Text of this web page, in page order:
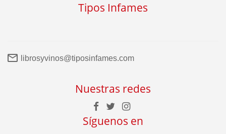
Tipos Infames
librosyvinos@tiposinfames.com
Nuestras redes
Síguenos en